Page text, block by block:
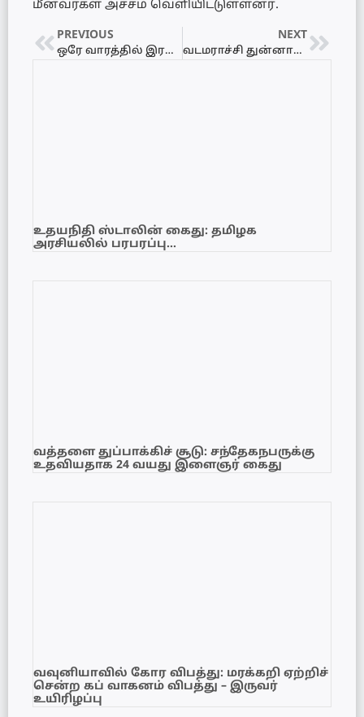
மீனவர்கள் அச்சம் வெளியிட்டுள்ளனர்.
PREVIOUS
ஒரே வாரத்தில் இரண்டாவது ஏவுகணை சோதனை…
NEXT
வடமராச்சி துன்னாலை பகுதியில் இளைஞன் மீது வாள்வெட்டு…
உதயநிதி ஸ்டாலின் கைது: தமிழக
அரசியலில் பரபரப்பு…
வத்தளை துப்பாக்கிச் சூடு: சந்தேகநபருக்கு
உதவியதாக 24 வயது இளைஞர் கைது
வவுனியாவில் கோர விபத்து: மரக்கறி ஏற்றிச்
சென்ற கப் வாகனம் விபத்து – இருவர்
உயிரிழப்பு